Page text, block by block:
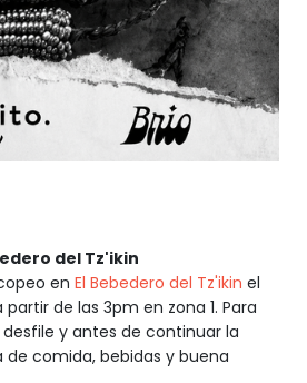
del Tz'ikin
en El Bebedero del Tz'ikin el
de las 3pm en zona 1. Para
y antes de continuar la
comida, bebidas y buena